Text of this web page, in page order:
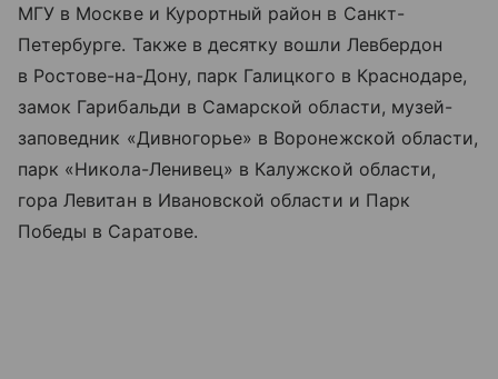
МГУ в Москве и Курортный район в Санкт-
Петербурге. Также в десятку вошли Левбердон
в Ростове-на-Дону, парк Галицкого в Краснодаре,
замок Гарибальди в Самарской области, музей-
заповедник «Дивногорье» в Воронежской области,
парк «Никола-Ленивец» в Калужской области,
гора Левитан в Ивановской области и Парк
Победы в Саратове.